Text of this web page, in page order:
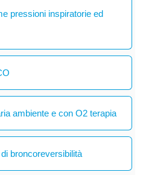
pressioni inspiratorie ed
ambiente e con O2 terapia
broncoreversibilità